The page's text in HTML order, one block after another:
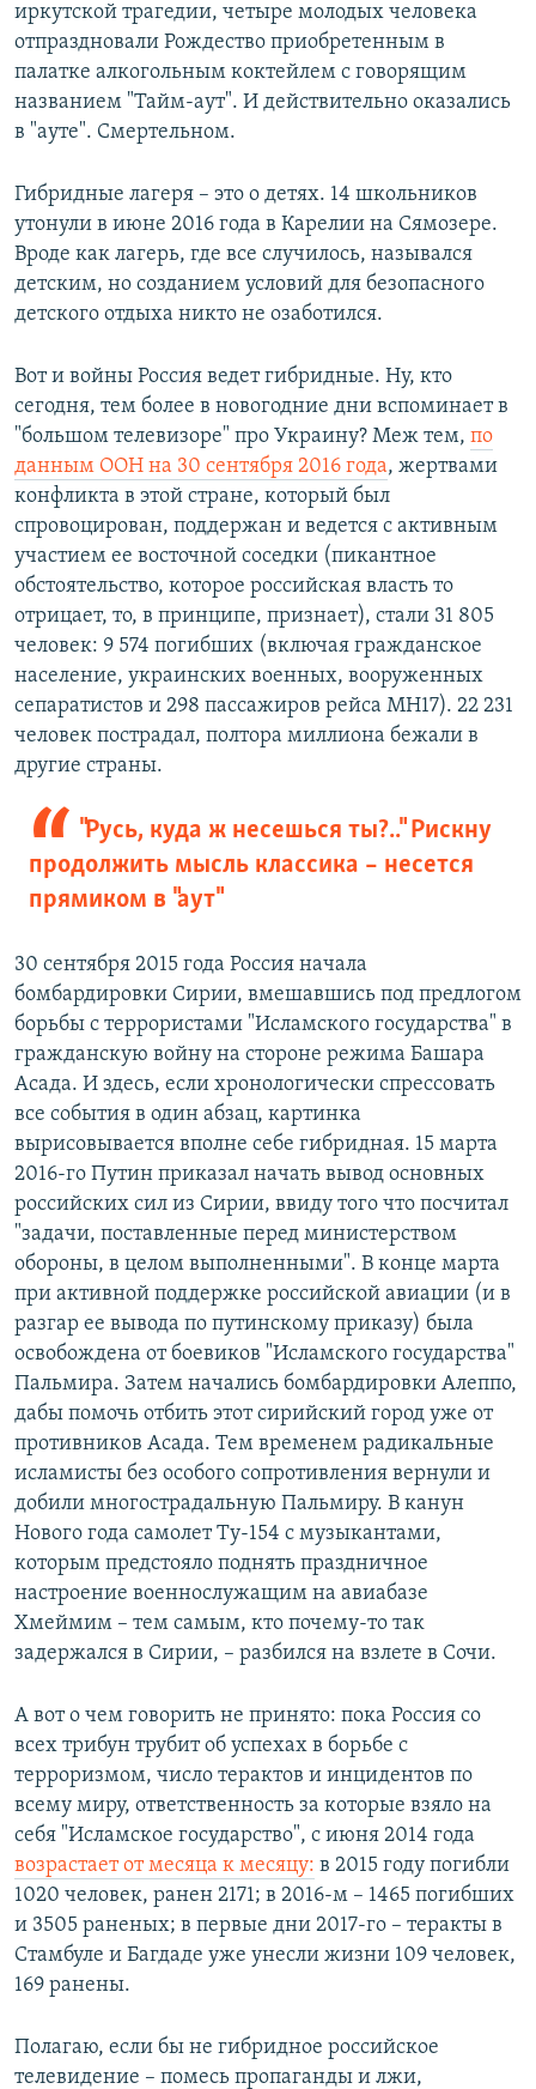
иркутской трагедии, четыре молодых человека
отпраздновали Рождество приобретенным в
палатке алкогольным коктейлем с говорящим
названием "Тайм-аут". И действительно оказались
в "ауте". Смертельном.
Гибридные лагеря – это о детях. 14 школьников
утонули в июне 2016 года в Карелии на Сямозере.
Вроде как лагерь, где все случилось, назывался
детским, но созданием условий для безопасного
детского отдыха никто не озаботился.
Вот и войны Россия ведет гибридные. Ну, кто
сегодня, тем более в новогодние дни вспоминает в
"большом телевизоре" про Украину? Меж тем, по
данным ООН на 30 сентября 2016 года, жертвами
конфликта в этой стране, который был
спровоцирован, поддержан и ведется с активным
участием ее восточной соседки (пикантное
обстоятельство, которое российская власть то
отрицает, то, в принципе, признает), стали 31 805
человек: 9 574 погибших (включая гражданское
население, украинских военных, вооруженных
сепаратистов и 298 пассажиров рейса MH17). 22 231
человек пострадал, полтора миллиона бежали в
другие страны.
"Русь, куда ж несешься ты?.." Рискну
продолжить мысль классика – несется
прямиком в "аут"
30 сентября 2015 года Россия начала
бомбардировки Сирии, вмешавшись под предлогом
борьбы с террористами "Исламского государства" в
гражданскую войну на стороне режима Башара
Асада. И здесь, если хронологически спрессовать
все события в один абзац, картинка
вырисовывается вполне себе гибридная. 15 марта
2016-го Путин приказал начать вывод основных
российских сил из Сирии, ввиду того что посчитал
"задачи, поставленные перед министерством
обороны, в целом выполненными". В конце марта
при активной поддержке российской авиации (и в
разгар ее вывода по путинскому приказу) была
освобождена от боевиков "Исламского государства"
Пальмира. Затем начались бомбардировки Алеппо,
дабы помочь отбить этот сирийский город уже от
противников Асада. Тем временем радикальные
исламисты без особого сопротивления вернули и
добили многострадальную Пальмиру. В канун
Нового года самолет Ту-154 с музыкантами,
которым предстояло поднять праздничное
настроение военнослужащим на авиабазе
Хмеймим – тем самым, кто почему-то так
задержался в Сирии, – разбился на взлете в Сочи.
А вот о чем говорить не принято: пока Россия со
всех трибун трубит об успехах в борьбе с
терроризмом, число терактов и инцидентов по
всему миру, ответственность за которые взяло на
себя "Исламское государство", с июня 2014 года
возрастает от месяца к месяцу: в 2015 году погибли
1020 человек, ранен 2171; в 2016-м – 1465 погибших
и 3505 раненых; в первые дни 2017-го – теракты в
Стамбуле и Багдаде уже унесли жизни 109 человек,
169 ранены.
Полагаю, если бы не гибридное российское
телевидение – помесь пропаганды и лжи,